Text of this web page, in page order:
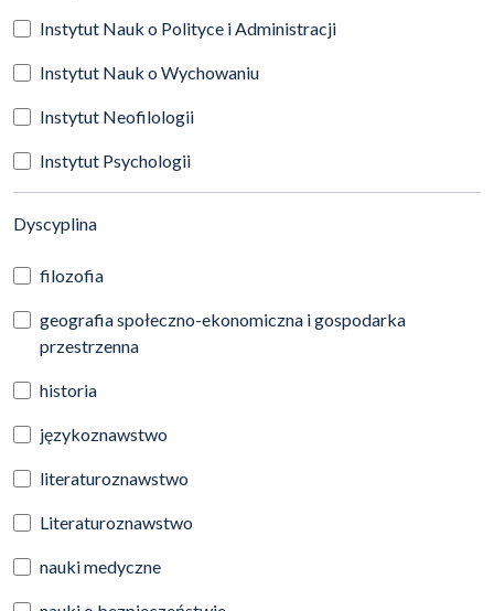
Instytut Nauk o Polityce i Administracji
Instytut Nauk o Wychowaniu
Instytut Neofilologii
Instytut Psychologii
Dyscyplina(automatyczne przeładowanie treści)
filozofia
geografia społeczno-ekonomiczna i gospodarka
przestrzenna
historia
językoznawstwo
literaturoznawstwo
Literaturoznawstwo
nauki medyczne